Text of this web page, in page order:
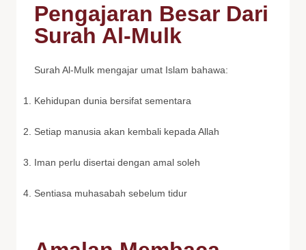
Pengajaran Besar Dari
Surah Al-Mulk
Surah Al-Mulk mengajar umat Islam bahawa:
Kehidupan dunia bersifat sementara
Setiap manusia akan kembali kepada Allah
Iman perlu disertai dengan amal soleh
Sentiasa muhasabah sebelum tidur